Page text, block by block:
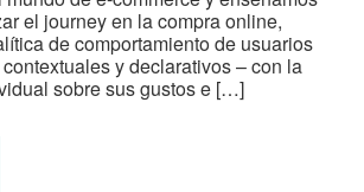
el journey en la compra online,
de comportamiento de usuarios
y declarativos – con la
sobre sus gustos e […]